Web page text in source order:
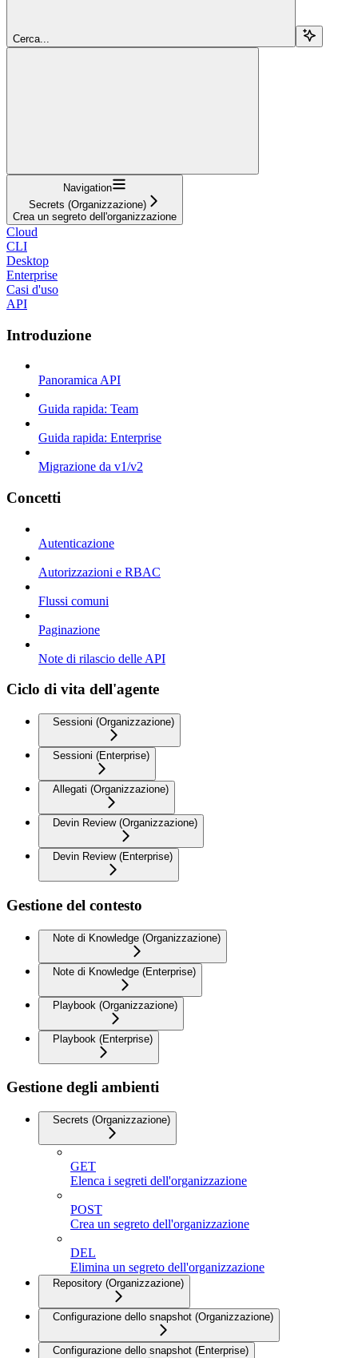
Cerca...
Navigation
Secrets (Organizzazione)
Crea un segreto dell'organizzazione
Cloud
CLI
Desktop
Enterprise
Casi d'uso
API
Introduzione
Panoramica API
Guida rapida: Team
Guida rapida: Enterprise
Migrazione da v1/v2
Concetti
Autenticazione
Autorizzazioni e RBAC
Flussi comuni
Paginazione
Note di rilascio delle API
Ciclo di vita dell'agente
Sessioni (Organizzazione)
Sessioni (Enterprise)
Allegati (Organizzazione)
Devin Review (Organizzazione)
Devin Review (Enterprise)
Gestione del contesto
Note di Knowledge (Organizzazione)
Note di Knowledge (Enterprise)
Playbook (Organizzazione)
Playbook (Enterprise)
Gestione degli ambienti
Secrets (Organizzazione)
GET
Elenca i segreti dell'organizzazione
POST
Crea un segreto dell'organizzazione
DEL
Elimina un segreto dell'organizzazione
Repository (Organizzazione)
Configurazione dello snapshot (Organizzazione)
Configurazione dello snapshot (Enterprise)